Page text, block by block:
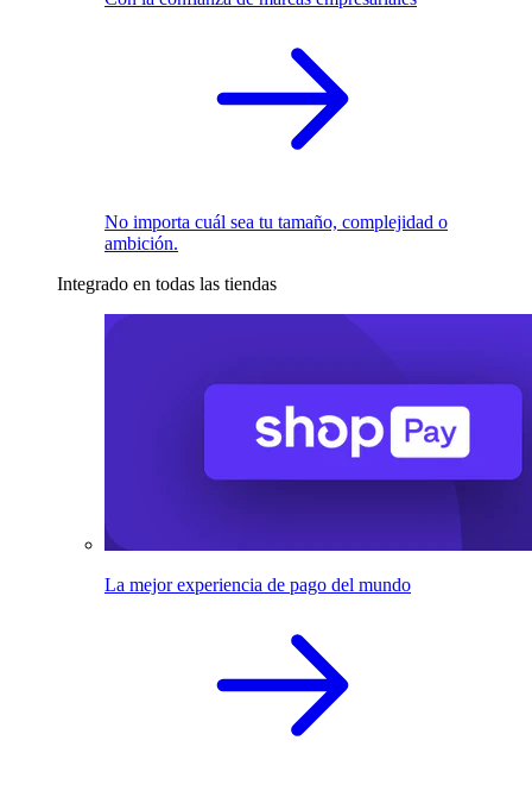
No importa cuál sea tu tamaño, complejidad o
ambición.
Integrado en todas las tiendas
La mejor experiencia de pago del mundo